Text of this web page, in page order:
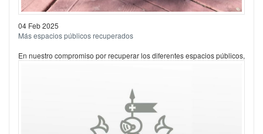
04 Feb 2025
Más espacios públicos recuperados
En nuestro compromiso por recuperar los diferentes espacios públicos,